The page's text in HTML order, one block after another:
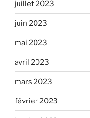
juillet 2023
juin 2023
mai 2023
avril 2023
mars 2023
février 2023